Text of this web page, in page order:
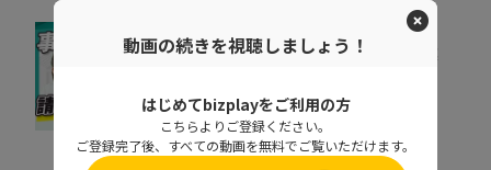
07:05
督促に費やす時間を事業
株式会社ラクーンフィナンシャ
ル
動画の続きを視聴しましょう！
はじめてbizplayをご利用の方
こちらよりご登録ください。
ご登録完了後、すべての動画を無料でご覧いただけます。